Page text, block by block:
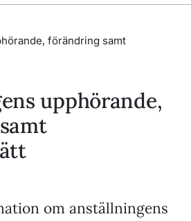
förändring samt
upphörande,
om anställningens